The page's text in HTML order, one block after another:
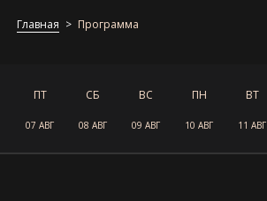
Главная Программа
ПТ
07 АВГ
СБ
08 АВГ
ВС
09 АВГ
ПН
10 АВГ
ВТ
11 АВГ